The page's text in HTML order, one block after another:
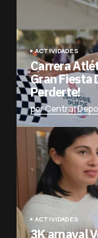
ACTIVIDADES
Carrera
Gran Fiesta
Perderte!
por Central
ACTIVIDADES
3K arnaval